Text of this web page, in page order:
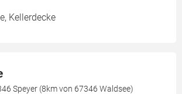
Kellerdecke
Speyer (8km von 67346 Waldsee)